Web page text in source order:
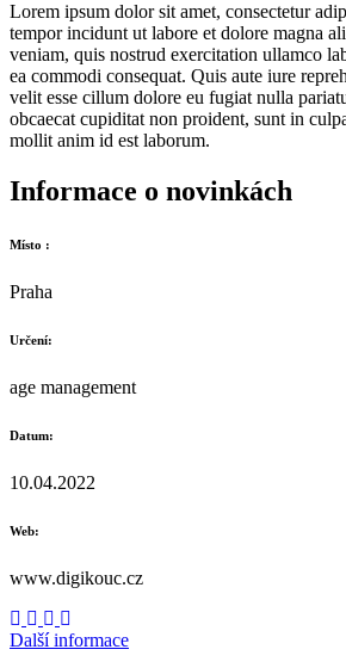
Lorem ipsum dolor sit amet, consectetur
tempor incidunt ut labore et dolore magna
veniam, quis nostrud exercitation ullamco
ea commodi consequat. Quis aute iure
velit esse cillum dolore eu fugiat nulla
obcaecat cupiditat non proident, sunt in
mollit anim id est laborum.
Informace o novinkách
Místo :
Praha
Určení:
age management
Datum:
10.04.2022
Web:
www.digikouc.cz
Další informace